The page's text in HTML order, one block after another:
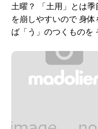
土曜？ 「土用」とは
を崩しやすいので 身
ば「う」のつくものを